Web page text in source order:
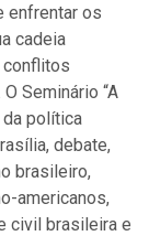
enfrentar os
cadeia
conflitos
Seminário “A
da política
debate,
brasileiro,
americanos,
civil brasileira e